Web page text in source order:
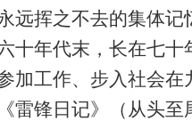
远挥之不去的集体记
十年代末，长在七十
加工作、步入社会在
雷锋日记》
（从头